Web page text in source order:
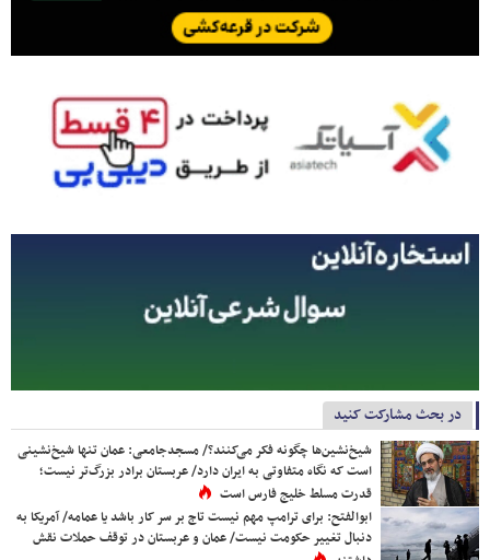
در بحث مشارکت کنید
شیخ‌نشین‌ها چگونه فکر می‌کنند؟/ مسجدجامعی: عمان تنها شیخ‌نشینی
است که نگاه متفاوتی به ایران دارد/ عربستان برادر بزرگ‌تر نیست؛
قدرت مسلط خلیج فارس است
ابوالفتح: برای ترامپ مهم نیست تاج بر سر کار باشد یا عمامه/ آمریکا به
دنبال تغییر حکومت نیست/ عمان و عربستان در توقف حملات نقش